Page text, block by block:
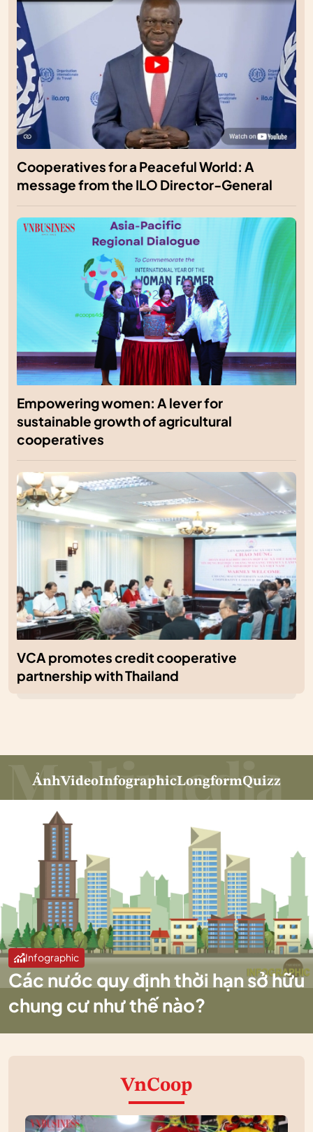
Cooperatives for a Peaceful World: A
message from the ILO Director-General
Empowering women: A lever for
sustainable growth of agricultural
cooperatives
VCA promotes credit cooperative
partnership with Thailand
ẢnhVideoInfographicLongformQuizz
Infographic
Các nước quy định thời hạn sở hữu
chung cư như thế nào?
VnCoop